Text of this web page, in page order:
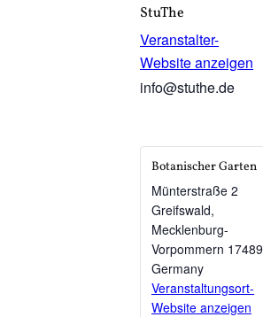
StuThe
Veranstalter-
Website anzeigen
info@stuthe.de
Botanischer Garten
Münterstraße 2
Greifswald,
Mecklenburg-
Vorpommern 17489
Germany
Veranstaltungsort-
Website anzeigen